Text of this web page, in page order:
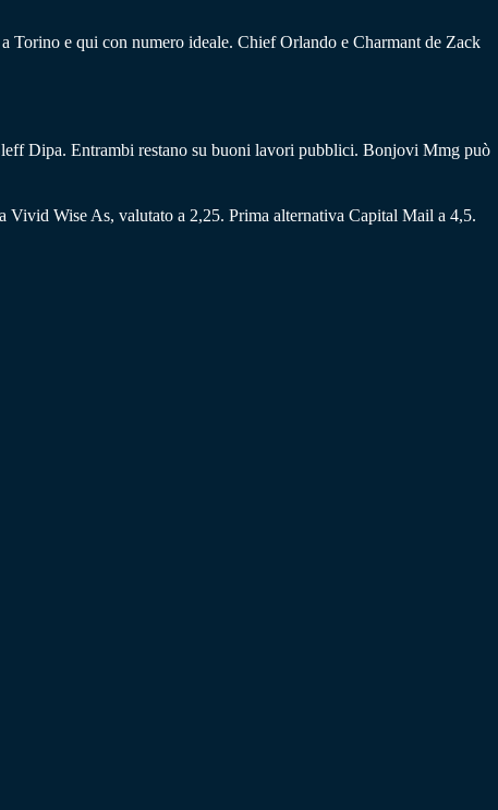
Torino e qui con numero ideale. Chief Orlando e Charmant de Zack
Dipa. Entrambi restano su buoni lavori pubblici. Bonjovi Mmg può
Vivid Wise As, valutato a 2,25. Prima alternativa Capital Mail a 4,5.